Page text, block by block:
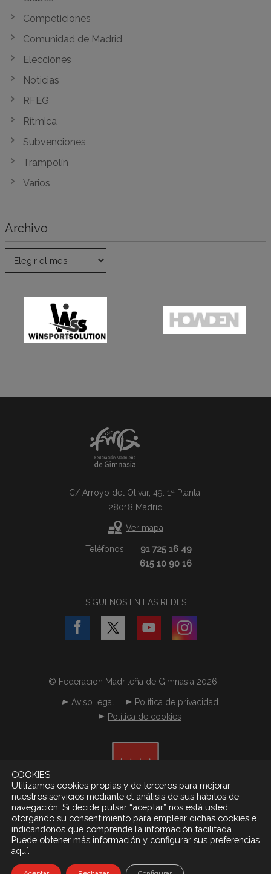
Competiciones
Comunidad de Madrid
Elecciones
Noticias
RFEG
Rítmica
Subvenciones
Trampolín
Varios
Archivo
C/ Arroyo del Olivar, 49. 1ª Planta.
28018 Madrid
Ver mapa
Teléfonos:
91 725 16 49
615 10 90 16
SÍGUENOS EN LAS REDES
© Federacion Madrileña de Gimnasia 2026
Aviso legal
Política de privacidad
Política de cookies
COOKIES
Utilizamos cookies propias y de terceros para mejorar
nuestros servicios mediante el análisis de sus hábitos de
navegación. Si decide pulsar “aceptar” nos está usted
otorgando su consentimiento para emplear dichas cookies e
indicándonos que comprende la información facilitada.
Puede obtener más información y configurar sus preferencias
aquí